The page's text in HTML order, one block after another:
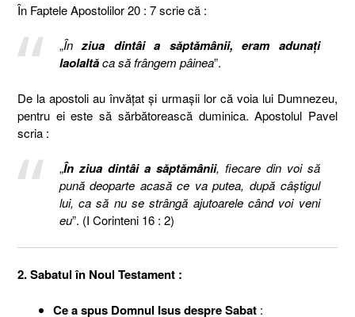
În Faptele Apostolilor 20 : 7 scrie că :
„Înziua dintâi a săptămânii, eram adunaţi
laolaltăca să frângem pâinea”.
De la apostoli au învăţat şi urmaşii lor că voia lui Dumnezeu,
pentru ei este să sărbătorească duminica. Apostolul Pavel
scria :
„În ziua dintâi a săptămânii, fiecare din voi să
pună deoparte acasă ce va putea, după câştigul
lui, ca să nu se strângă ajutoarele când voi veni
eu”. (I Corinteni 16 : 2)
2. Sabatul în Noul Testament :
Ce a spus Domnul Isus despre Sabat :